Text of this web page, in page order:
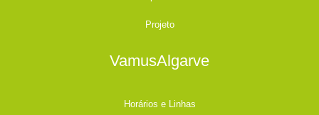
Projeto
VamusAlgarve
Horários e Linhas